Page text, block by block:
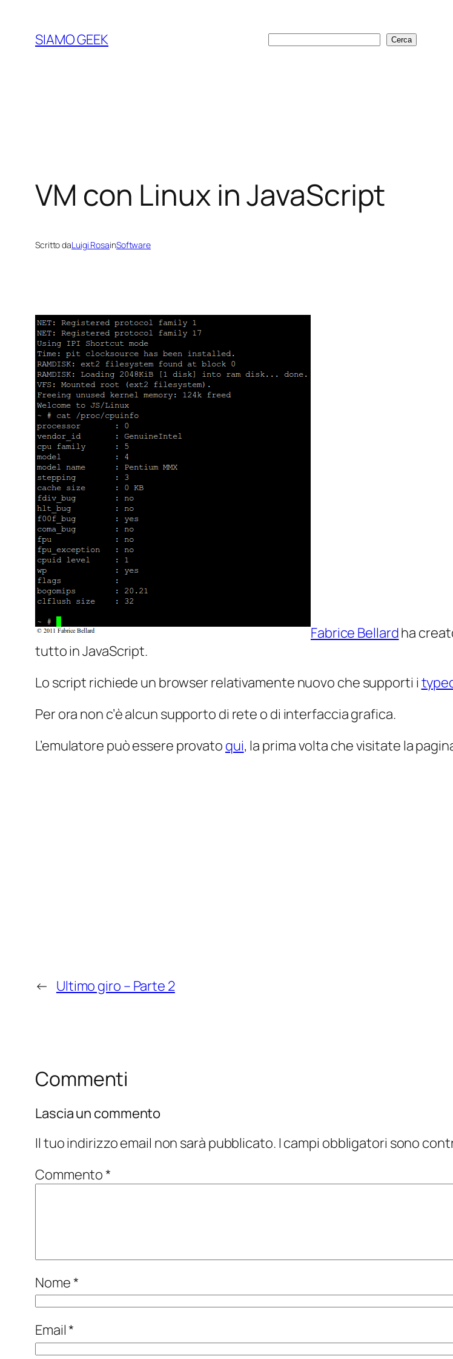
contenuto
SIAMO GEEK Cerca Cerca
VM con Linux in JavaScript
Scritto daLuigi RosainSoftware
Fabrice Bellardha
tutto in JavaScript.
Lo script richiede un browser relativamente nuovo che supporti i
Per ora non c’è alcun supporto di rete o di interfaccia grafica.
L’emulatore può essere provato qui, la prima volta che visitate la
← Ultimo giro – Parte 2
Commenti
Lascia un commento
Il tuo indirizzo email non sarà pubblicato. I campi obbligatori sono
Commento*
Nome*
Email*